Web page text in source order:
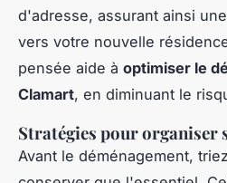
d'adresse, assurant ainsi
vers votre nouvelle
pensée aide à optimiser le
Clamart, en diminuant le
Stratégies pour organiser
Avant le déménagement,